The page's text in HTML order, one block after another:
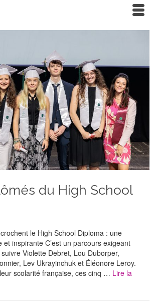
du High School
le High School Diploma : une
et inspirante C’est un parcours exigeant
suivre Violette Debret, Lou Duborper,
Lev Ukrayinchuk et Éléonore Leroy.
scolarité française, ces cinq … Lire la